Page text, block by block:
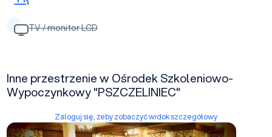
TV / monitor LCD
Inne przestrzenie w Ośrodek Szkoleniowo-
Wypoczynkowy "PSZCZELINIEC"
Zaloguj się, żeby zobaczyć widok szczegółowy
Sala Konferencyjna 1